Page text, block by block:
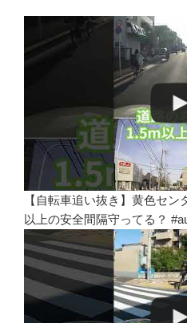
【自転車追い抜き】黄色セ
以上の安全間隔守ってる？